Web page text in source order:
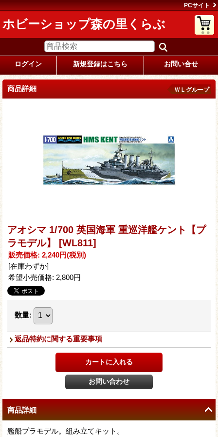
PCサイト
ホビーショップ森の里くらぶ
ログイン 新規登録はこちら お問い合せ
商品詳細 ＷＬグループ
アオシマ 1/700 英国海軍 重巡洋艦ケント【プ
ラモデル】 [WL811]
販売価格: 2,240円(税別)
[在庫わずか]
希望小売価格: 2,800円
数量:
返品特約に関する重要事項
商品詳細
艦船プラモデル。組み立てキット。